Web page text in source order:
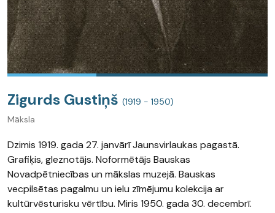
Zigurds Gustiņš (1919 - 1950)
Māksla
Dzimis 1919. gada 27. janvārī Jaunsvirlaukas pagastā.
Grafiķis, gleznotājs. Noformētājs Bauskas
Novadpētniecības un mākslas muzejā. Bauskas
vecpilsētas pagalmu un ielu zīmējumu kolekcija ar
kultūrvēsturisku vērtību. Miris 1950. gada 30. decembrī.